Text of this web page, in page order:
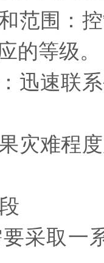
围：控
的等级。
速联系
难程度
取一系